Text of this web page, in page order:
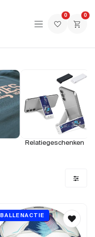
0
0
Relatiegeschenken
BALLENACTIE